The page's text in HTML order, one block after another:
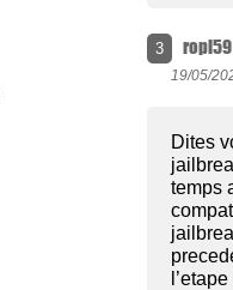
3
19/05/
Dites
temps